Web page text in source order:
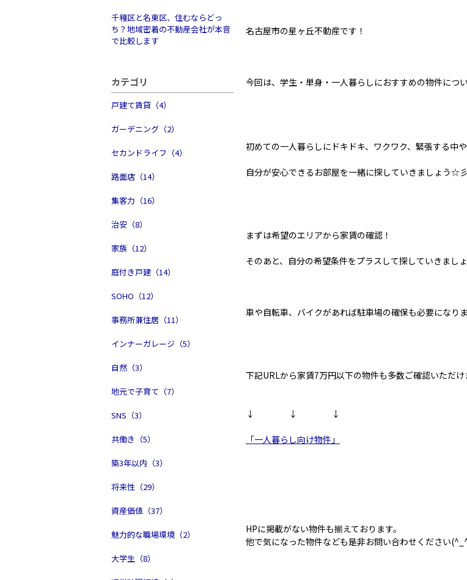
千種区と名東区、住むならどっ
ち？地域密着の不動産会社が本音
で比較します
カテゴリ
戸建て賃貸（4）
ガーデニング（2）
セカンドライフ（4）
路面店（14）
集客力（16）
治安（8）
家族（12）
庭付き戸建（14）
SOHO（12）
事務所兼住居（11）
インナーガレージ（5）
自然（3）
地元で子育て（7）
SNS（3）
共働き（5）
築3年以内（3）
将来性（29）
資産価値（37）
魅力的な職場環境（2）
大学生（8）
名古屋市の星ヶ丘不動産です！
今回は、学生・単身・一人暮らしにおすすめの物件につ
初めての一人暮らしにドキドキ、ワクワク、緊張する中
自分が安心できるお部屋を一緒に探していきましょう☆彡
まずは希望のエリアから家賃の確認！
そのあと、自分の希望条件をプラスして探していきましょ
車や自転車、バイクがあれば駐車場の確保も必要になり
下記URLから家賃7万円以下の物件も多数ご確認いただけ
↓ ↓ ↓
「一人暮らし向け物件」
HPに掲載がない物件も揃えております。
他で気になった物件なども是非お問い合わせください